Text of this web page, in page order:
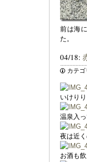
前は海
た。
04/18:
カテゴ
いけり
温泉入
夜は近
お酒も